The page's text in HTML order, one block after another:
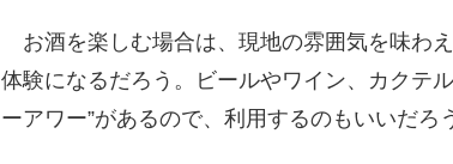
お酒を楽しむ場合は、現地の雰囲気を味わ
体験になるだろう。ビールやワイン、カクテ
ーアワー”があるので、利用するのもいいだろ